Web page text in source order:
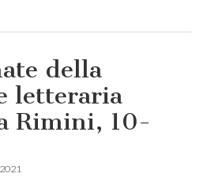
della
letteraria
Rimini, 10-